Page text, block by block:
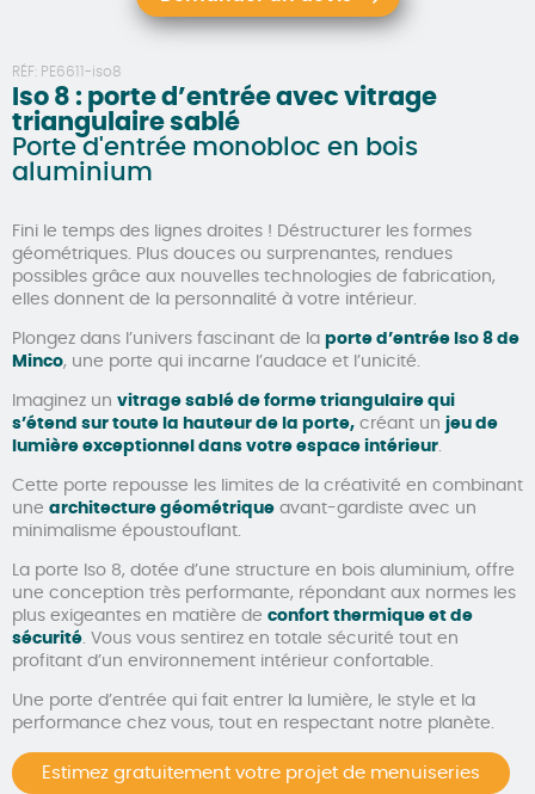
RÉF: PE6611-iso8
Iso 8 : porte d’entrée avec vitrage
triangulaire sablé
Porte d'entrée monobloc en bois
aluminium
Fini le temps des lignes droites ! Déstructurer les formes
géométriques. Plus douces ou surprenantes, rendues
possibles grâce aux nouvelles technologies de fabrication,
elles donnent de la personnalité à votre intérieur.
Plongez dans l’univers fascinant de la porte d’entrée Iso 8 de
Minco, une porte qui incarne l’audace et l’unicité.
Imaginez un vitrage sablé de forme triangulaire qui
s’étend sur toute la hauteur de la porte, créant un jeu de
lumière exceptionnel dans votre espace intérieur
Cette porte repousse les limites de la créativité en combinant
une architecture géométrique avant-gardiste avec un
minimalisme époustouflant.
La porte Iso 8, dotée d’une structure en bois aluminium, offre
une conception très performante, répondant aux normes les
plus exigeantes en matière de confort thermique et de
sécurité . Vous vous sentirez en totale sécurité tout en
profitant d’un environnement intérieur confortable.
Une porte d’entrée qui fait entrer la lumière, le style et la
performance chez vous, tout en respectant notre planète.
Estimez gratuitement votre projet de menuiseries